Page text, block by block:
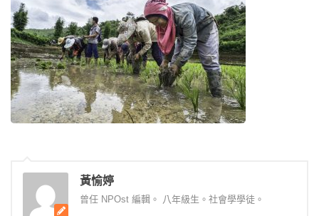
黃愉婷
曾任 NPOst 編輯。 八年級生。社會學學徒。